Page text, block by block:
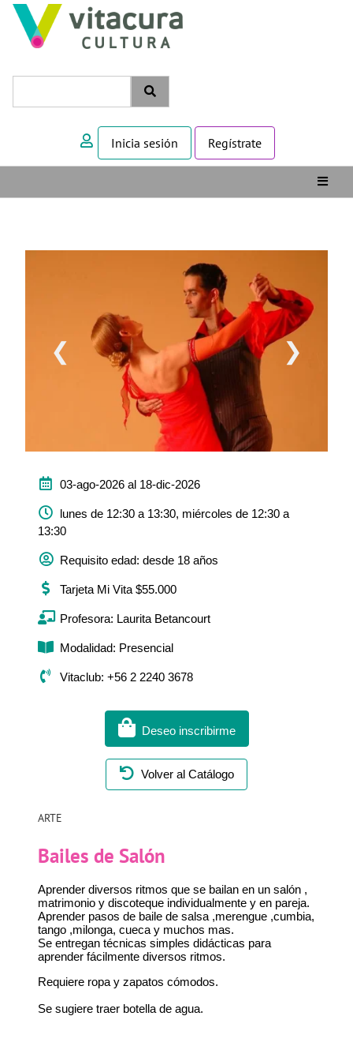
Inicia sesión Regístrate
❮ ❯
03-ago-2026 al 18-dic-2026
lunes de 12:30 a 13:30, miércoles de 12:30 a
13:30
Requisito edad: desde 18 años
Tarjeta Mi Vita $55.000
Profesora: Laurita Betancourt
Modalidad: Presencial
Vitaclub: +56 2 2240 3678
Deseo inscribirme
Volver al Catálogo
ARTE
Bailes de Salón
Aprender diversos ritmos que se bailan en un salón ,
matrimonio y discoteque individualmente y en pareja.
Aprender pasos de baile de salsa ,merengue ,cumbia,
tango ,milonga, cueca y muchos mas.
Se entregan técnicas simples didácticas para
aprender fácilmente diversos ritmos.
Requiere ropa y zapatos cómodos.
Se sugiere traer botella de agua.